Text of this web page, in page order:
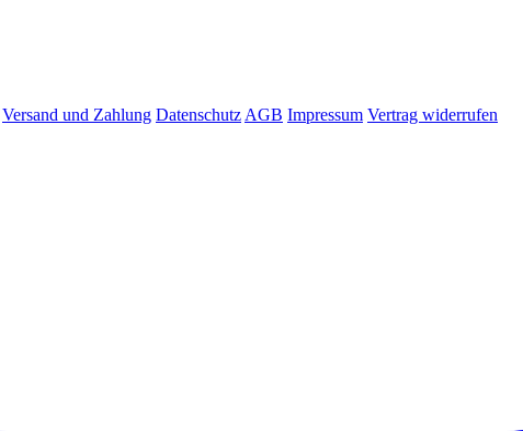
Versand und Zahlung DatenschutzAGB Impressum Vertrag widerrufen